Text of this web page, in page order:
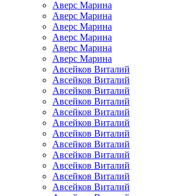
Аверс Марина
Аверс Марина
Аверс Марина
Аверс Марина
Аверс Марина
Аверс Марина
Авсейков Виталий
Авсейков Виталий
Авсейков Виталий
Авсейков Виталий
Авсейков Виталий
Авсейков Виталий
Авсейков Виталий
Авсейков Виталий
Авсейков Виталий
Авсейков Виталий
Авсейков Виталий
Авсейков Виталий